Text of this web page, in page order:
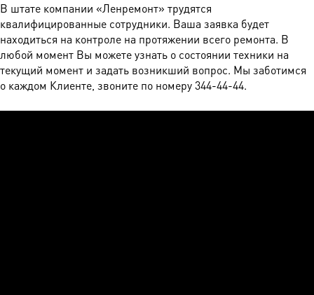
В штате компании «Ленремонт» трудятся
квалифицированные сотрудники. Ваша заявка будет
находиться на контроле на протяжении всего ремонта. В
любой момент Вы можете узнать о состоянии техники на
текущий момент и задать возникший вопрос. Мы заботимся
о каждом Клиенте, звоните по номеру 344-44-44.